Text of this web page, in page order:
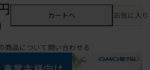
カートへ お気に入
商品について問い合わせる